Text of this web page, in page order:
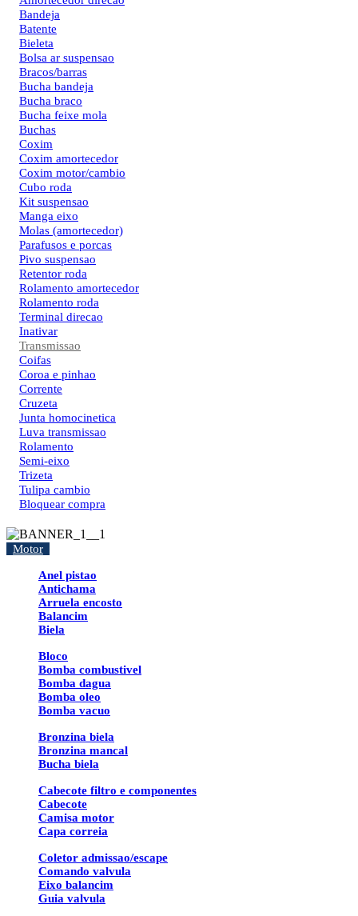
Bandeja
Batente
Bieleta
Bolsa ar suspensao
Bracos/barras
Bucha bandeja
Bucha braco
Bucha feixe mola
Buchas
Coxim
Coxim amortecedor
Coxim motor/cambio
Cubo roda
Kit suspensao
Manga eixo
Molas (amortecedor)
Parafusos e porcas
Pivo suspensao
Retentor roda
Rolamento amortecedor
Rolamento roda
Terminal direcao
Inativar
Transmissao
Coifas
Coroa e pinhao
Corrente
Cruzeta
Junta homocinetica
Luva transmissao
Rolamento
Semi-eixo
Trizeta
Tulipa cambio
Bloquear compra
Motor
Anel pistao
Antichama
Arruela encosto
Balancim
Biela
Bloco
Bomba combustivel
Bomba dagua
Bomba oleo
Bomba vacuo
Bronzina biela
Bronzina mancal
Bucha biela
Cabecote filtro e componentes
Cabecote
Camisa motor
Capa correia
Coletor admissao/escape
Comando valvula
Eixo balancim
Guia valvula